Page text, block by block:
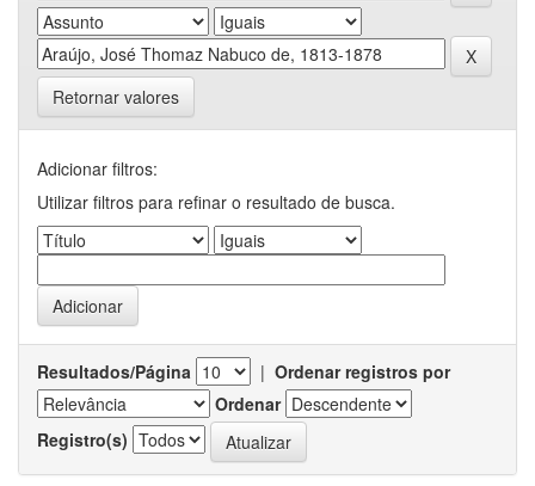
Retornar valores
Adicionar filtros:
Utilizar filtros para refinar o resultado de busca.
Resultados/Página | Ordenar registros por
Ordenar
Registro(s)